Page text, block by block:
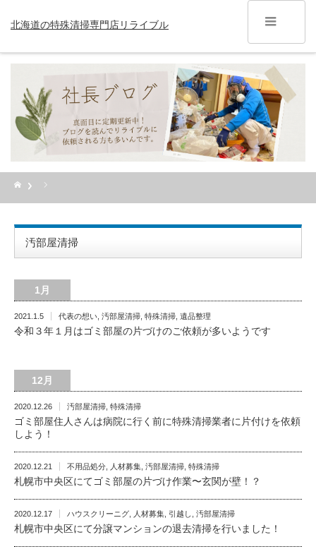
北海道の特殊清掃専門店リライブル
汚部屋清掃
1月
2021.1.5 代表の想い 汚部屋清掃 特殊清掃 遺品整理
令和３年１月はゴミ部屋の片づけのご依頼が多いようです
12月
2020.12.26 汚部屋清掃 特殊清掃
ゴミ部屋住人さんは病院に行く前に特殊清掃業者に片付けを依頼
しよう！
2020.12.21 不用品処分 人材募集 汚部屋清掃 特殊清掃
札幌市中央区にてゴミ部屋の片づけ作業〜玄関が壁！？
2020.12.17 ハウスクリーニグ 人材募集 引越し 汚部屋清掃
札幌市中央区にて分譲マンションの退去清掃を行いました！